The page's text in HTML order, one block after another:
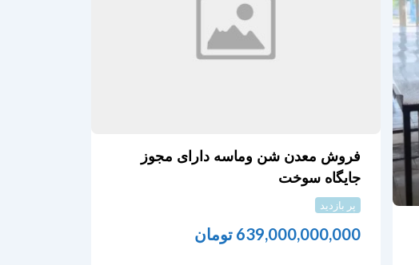
فروش معدن شن وماسه دارای مجوز
جایگاه سوخت
پر بازدید
639,000,000,000 تومان